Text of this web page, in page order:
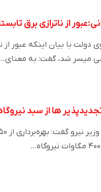
از ناترازی برق
دولت با بیان اینکه عبور
میسر شد، گفت: به
ها از سبد نیروگاهی کشور به